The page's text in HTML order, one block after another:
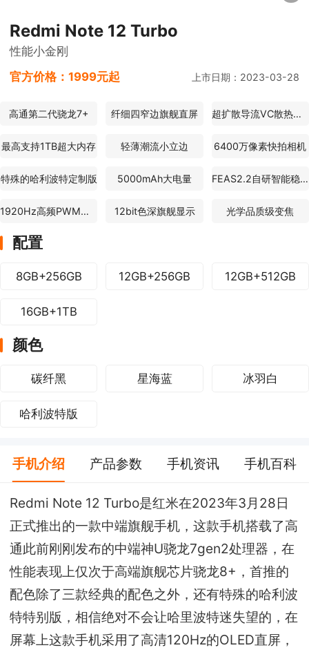
Redmi Note 12 Turbo
性能小金刚
官方价格：1999元起 上市日期：2023-03-28
高通第二代骁龙7+ 纤细四窄边旗舰直屏 超扩散导流VC散热系统
最高支持1TB超大内存 轻薄潮流小立边 6400万像素快拍相机
特殊的哈利波特定制版 5000mAh大电量 FEAS2.2自研智能稳帧技术
1920Hz高频PWM调光 12bit色深旗舰显示 光学品质级变焦
配置
8GB+256GB 12GB+256GB 12GB+512GB
16GB+1TB
颜色
碳纤黑 星海蓝 冰羽白
哈利波特版
手机介绍 产品参数 手机资讯 手机百科
Redmi Note 12 Turbo是红米在2023年3月28日
正式推出的一款中端旗舰手机，这款手机搭载了高
通此前刚刚发布的中端神U骁龙7gen2处理器，在
性能表现上仅次于高端旗舰芯片骁龙8+，首推的
配色除了三款经典的配色之外，还有特殊的哈利波
特特别版，相信绝对不会让哈里波特迷失望的，在
屏幕上这款手机采用了高清120Hz的OLED直屏，